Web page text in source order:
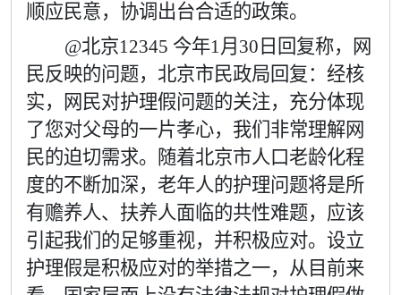
顺应民意，协调出台合适的政策。
@北京12345 今年1月 30 日回复称，网
民反映的问题，北京市民政局回复：经核
实，网民对护理假问题的关注，充分体现
了您对父母的一片孝心，我们非常理解网
民的迫切需求。随着北京市人口老龄化程
度的不断加深，老年人的护理问题将是所
有赡养人、扶养人面临的共性难题，应该
引起我们的足够重视，并积极应对。设立
护理假是积极应对的举措之一，从目前来